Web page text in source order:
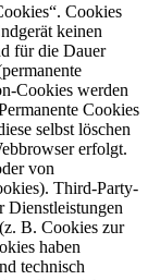
Cookies
keinen
für die Dauer
Cookies werden
Cookies
selbst löschen
erfolgt.
von
Third-Party-
Dienstleistungen
B. Cookies zur
haben
technisch